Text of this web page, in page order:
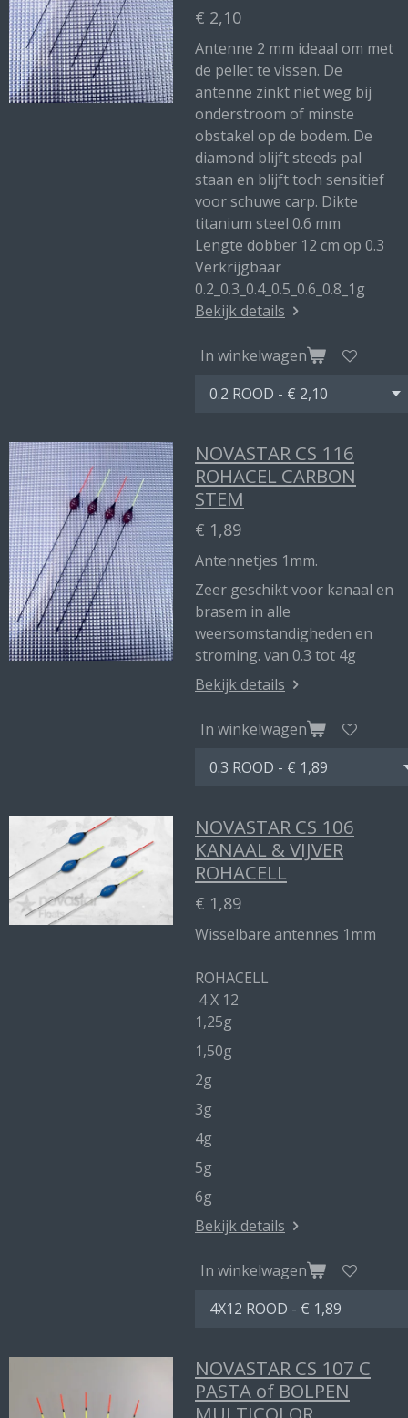
€ 2,10
Antenne 2 mm ideaal om met
de pellet te vissen. De
antenne zinkt niet weg bij
onderstroom of minste
obstakel op de bodem. De
diamond blijft steeds pal
staan en blijft toch sensitief
voor schuwe carp. Dikte
titanium steel 0.6 mm
Lengte dobber 12 cm op 0.3
Verkrijgbaar
0.2_0.3_0.4_0.5_0.6_0.8_1g
Bekijk details
In winkelwagen
NOVASTAR CS 116
ROHACEL CARBON
STEM
€ 1,89
Antennetjes 1mm.
Zeer geschikt voor kanaal en
brasem in alle
weersomstandigheden en
stroming. van 0.3 tot 4g
Bekijk details
In winkelwagen
NOVASTAR CS 106
KANAAL & VIJVER
ROHACELL
€ 1,89
Wisselbare antennes 1mm
ROHACELL
4 X 12
1,25g
1,50g
2g
3g
4g
5g
6g
Bekijk details
In winkelwagen
NOVASTAR CS 107 C
PASTA of BOLPEN